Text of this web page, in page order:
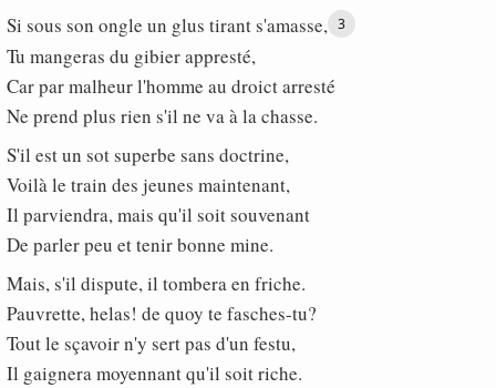
Si sous son ongle un glus tirant s'amasse,
3
Tu mangeras du gibier appresté,
Car par malheur l'homme au droict arresté
Ne prend plus rien s'il ne va à la chasse.
S'il est un sot superbe sans doctrine,
Voilà le train des jeunes maintenant,
Il parviendra, mais qu'il soit souvenant
De parler peu et tenir bonne mine.
Mais, s'il dispute, il tombera en friche.
Pauvrette, helas! de quoy te fasches-tu?
Tout le sçavoir n'y sert pas d'un festu,
Il gaignera moyennant qu'il soit riche.